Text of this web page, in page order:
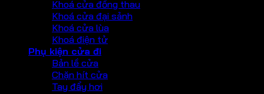
Khoá cửa đồng thau
Khoá cửa đại sảnh
Khoá cửa lùa
Khoá điện tử
Phụ kiện cửa đi
Bản lề cửa
Chặn hít cửa
Tay đẩy hơi